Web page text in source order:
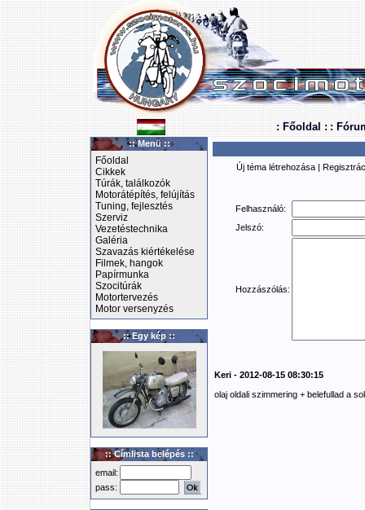
: Főoldal : :
:: Menü ::
Főoldal
Cikkek
Túrák, találkozók
Motorátépítés, felújítás
Tuning, fejlesztés
Szerviz
Vezetéstechnika
Galéria
Szavazás kiértékelése
Filmek, hangok
Papírmunka
Szocitúrák
Motortervezés
Motor versenyzés
:: Egy kép ::
:: Címlista belépés ::
email:
pass:
Új téma létrehozása |
Felhasználó:
Jelszó:
Hozzászólás:
Keri - 2012-08-15 08:30:15
olaj oldali szimmering + belefullad a